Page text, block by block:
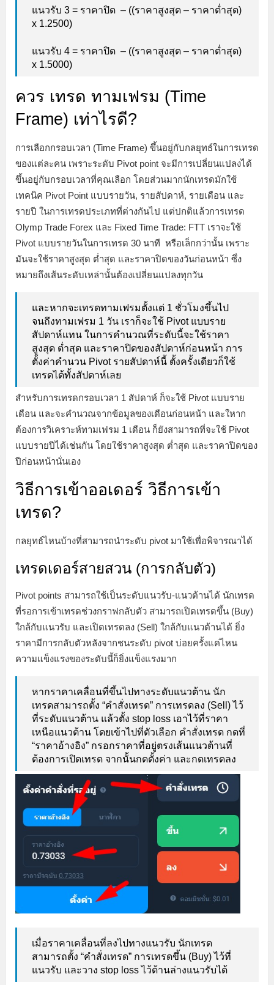
แนวรับ 3 = ราคาปิด – ((ราคาสูงสุด – ราคาต่ำสุด)
x 1.2500)
แนวรับ 4 = ราคาปิด – ((ราคาสูงสุด – ราคาต่ำสุด)
x 1.5000)
ควร เทรด ทามเฟรม (Time
Frame) เท่าไรดี?
การเลือกกรอบเวลา (Time Frame) ขึ้นอยู่กับกลยุทธ์ในการเทรด
ของแต่ละคน เพราะระดับ Pivot point จะมีการเปลี่ยนแปลงได้
ขึ้นอยู่กับกรอบเวลาที่คุณเลือก โดยส่วนมากนักเทรดมักใช้
เทคนิค Pivot Point แบบรายวัน, รายสัปดาห์, รายเดือน และ
รายปี ในการเทรดประเภทที่ต่างกันไป แต่ปกติแล้วการเทรด
Olymp Trade Forex และ Fixed Time Trade: FTT เราจะใช้
Pivot แบบรายวันในการเทรด 30 นาที หรือเล็กกว่านั้น เพราะ
มันจะใช้ราคาสูงสุด ต่ำสุด และราคาปิดของวันก่อนหน้า ซึ่ง
หมายถึงเส้นระดับเหล่านั้นต้องเปลี่ยนแปลงทุกวัน
และหากจะเทรดทามเฟรมตั้งแต่ 1 ชั่วโมงขึ้นไป
จนถึงทามเฟรม 1 วัน เราก็จะใช้ Pivot แบบราย
สัปดาห์แทน ในการคำนวณที่ระดับนี้จะใช้ราคา
สูงสุด ต่ำสุด และราคาปิดของสัปดาห์ก่อนหน้า การ
ตั้งค่าคำนวน Pivot รายสัปดาห์นี้ ตั้งครั้งเดียวก็ใช้
เทรดได้ทั้งสัปดาห์เลย
สำหรับการเทรดกรอบเวลา 1 สัปดาห์ ก็จะใช้ Pivot แบบราย
เดือน และจะคำนวณจากข้อมูลของเดือนก่อนหน้า และใหาก
ต้องการวิเคราะห์ทามเฟรม 1 เดือน ก็ยังสามารถที่จะใช้ Pivot
แบบรายปีได้เช่นกัน โดยใช้ราคาสูงสุด ต่ำสุด และราคาปิดของ
ปีก่อนหน้านั่นเอง
วิธีการเข้าออเดอร์ วิธีการเข้า
เทรด?
กลยุทธ์ไหนบ้างที่สามารถนำระดับ pivot มาใช้เพื่อพิจารณาได้
เทรดเดอร์สายสวน (การกลับตัว)
Pivot points สามารถใช้เป็นระดับแนวรับ-แนวต้านได้ นักเทรด
ที่รอการเข้าเทรดช่วงกราฟกลับตัว สามารถเปิดเทรดขึ้น (Buy)
ใกล้กับแนวรับ และเปิดเทรดลง (Sell) ใกล้กับแนวต้านได้ ยิ่ง
ราคามีการกลับตัวหลังจากชนระดับ pivot บ่อยครั้งแค่ไหน
ความแข็งแรงของระดับนี้ก็ยิ่งแข็งแรงมาก
หากราคาเคลื่อนที่ขึ้นไปทางระดับแนวต้าน นัก
เทรดสามารถตั้ง “คำสั่งเทรด” การเทรดลง (Sell) ไว้
ที่ระดับแนวต้าน แล้วตั้ง stop loss เอาไว้ที่ราคา
เหนือแนวต้าน โดยเข้าไปที่ตัวเลือก คำสั่งเทรด กดที่
“ราคาอ้างอิง” กรอกราคาที่อยู่ตรงเส้นแนวต้านที่
ต้องการเปิดเทรด จากนั้นกดตั้งค่า และกดเทรดลง
เมื่อราคาเคลื่อนที่ลงไปทางแนวรับ นักเทรด
สามารถตั้ง “คำสั่งเทรด” การเทรดขึ้น (Buy) ไว้ที่
แนวรับ และวาง stop loss ไว้ด้านล่างแนวรับได้